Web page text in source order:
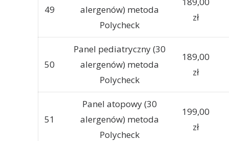
49
alergenów) metoda
Polycheck
zł
50
Panel pediatryczny (30
alergenów) metoda
Polycheck
189,00
zł
51
Panel atopowy (30
alergenów) metoda
Polycheck
199,00
zł